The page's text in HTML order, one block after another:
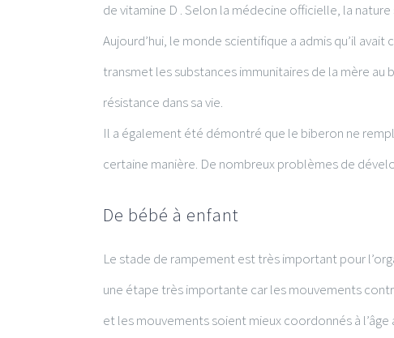
de vitamine D . Selon la médecine officielle, la
Aujourd’hui, le monde scientifique a admis qu’il
transmet les substances immunitaires de la mère
résistance dans sa vie.
Il a également été démontré que le biberon ne
certaine manière. De nombreux problèmes de
De bébé à enfant
Le stade de rampement est très important pour
une étape très importante car les mouvements
et les mouvements soient mieux coordonnés à l’âge